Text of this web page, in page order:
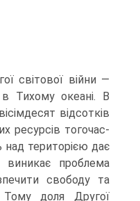
світової війни —
Тихому океані. В
відсотків
ресурсів тогочас­
над територією дає
виникає проблема
свободу та
Тому доля Другої